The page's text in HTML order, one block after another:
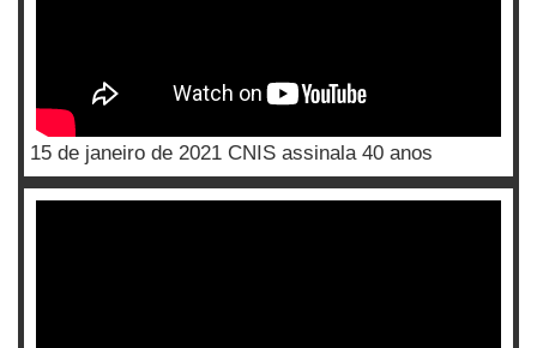
15 de janeiro de 2021 CNIS assinala 40 anos